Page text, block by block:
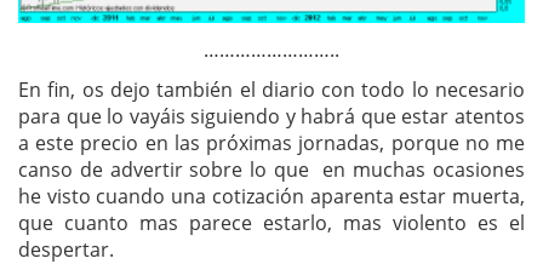
……………………..
En fin, os dejo también el diario con todo lo necesario
para que lo vayáis siguiendo y habrá que estar atentos
a este precio en las próximas jornadas, porque no me
canso de advertir sobre lo que en muchas ocasiones
he visto cuando una cotización aparenta estar muerta,
que cuanto mas parece estarlo, mas violento es el
despertar.